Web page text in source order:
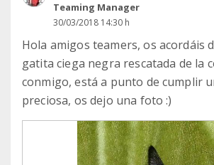
Teaming Manager
30/03/2018 14:30 h
Hola amigos teamers, os acordáis
gatita ciega negra rescatada de la
conmigo, está a punto de cumplir
preciosa, os dejo una foto :)